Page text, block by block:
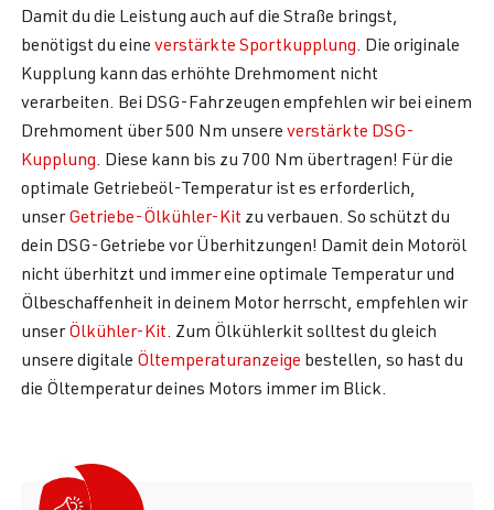
Damit du die Leistung auch auf die Straße bringst,
benötigst du eine verstärkte Sportkupplung . Die originale
Kupplung kann das erhöhte Drehmoment nicht
verarbeiten. Bei DSG-Fahrzeugen empfehlen wir bei einem
Drehmoment über 500 Nm unsere verstärkte DSG-
Kupplung . Diese kann bis zu 700 Nm übertragen! Für die
optimale Getriebeöl-Temperatur ist es erforderlich,
unserGetriebe-Ölkühler-Kit zu verbauen. So schützt du
dein DSG-Getriebe vor Überhitzungen! Damit dein Motoröl
nicht überhitzt und immer eine optimale Temperatur und
Ölbeschaffenheit in deinem Motor herrscht, empfehlen wir
unserÖlkühler-Kit . Zum Ölkühlerkit solltest du gleich
unsere digitale Öltemperaturanzeige bestellen, so hast du
die Öltemperatur deines Motors immer im Blick.